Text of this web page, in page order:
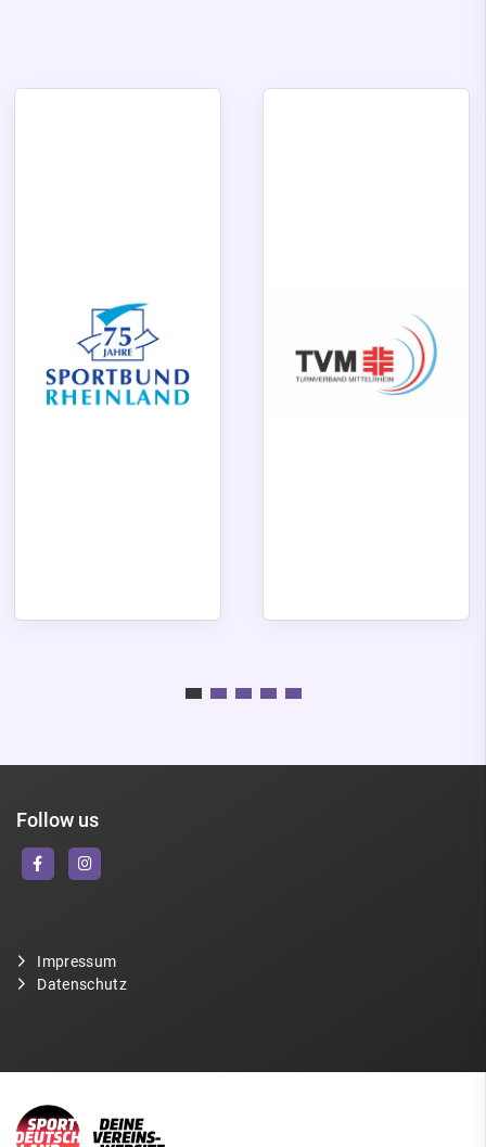
Follow us
Impressum
Datenschutz